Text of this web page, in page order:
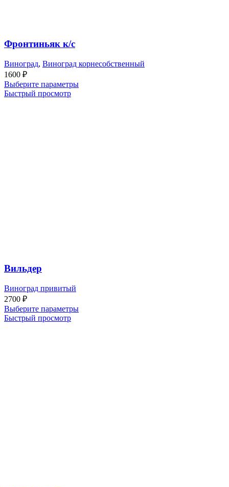
Фронтиньяк к/с
Виноград, Виноград корнесобственный
1600 ₽
Выберите параметры
Быстрый просмотр
Вильдер
Виноград привитый
2700 ₽
Выберите параметры
Быстрый просмотр